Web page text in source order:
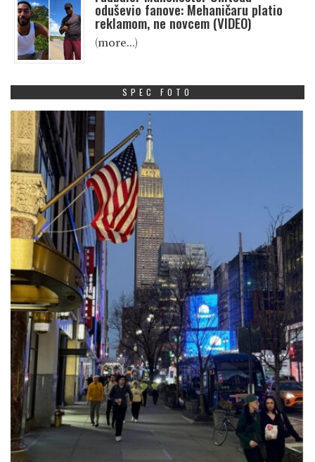
oduševio fanove: Mehaničaru platio
reklamom, ne novcem (VIDEO)
(more…)
SPEC FOTO